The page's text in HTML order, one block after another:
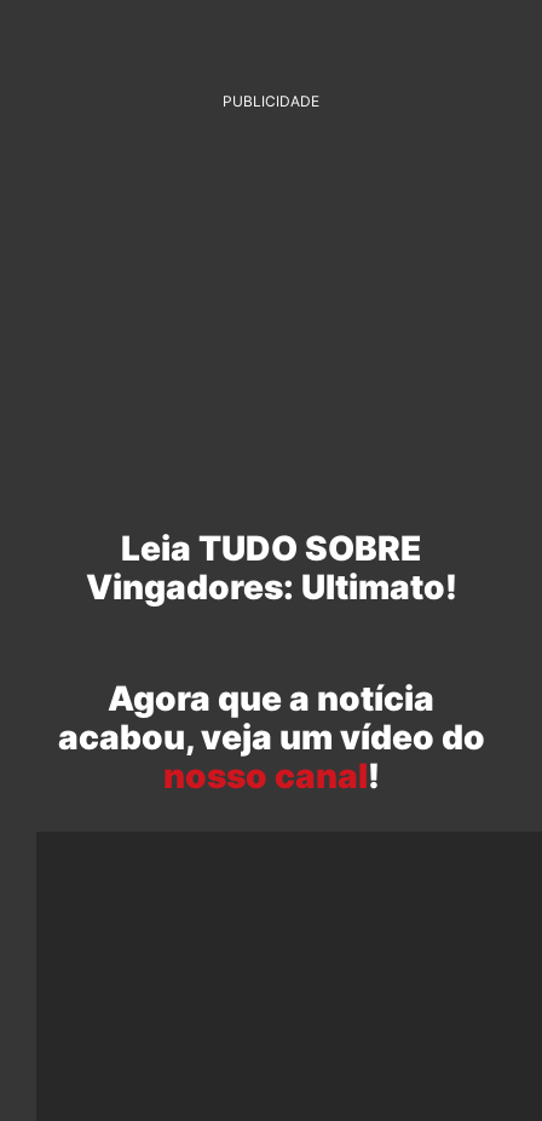
PUBLICIDADE
Leia TUDO SOBRE
Vingadores: Ultimato!
Agora que a notícia
acabou, veja um vídeo do
nosso canal!